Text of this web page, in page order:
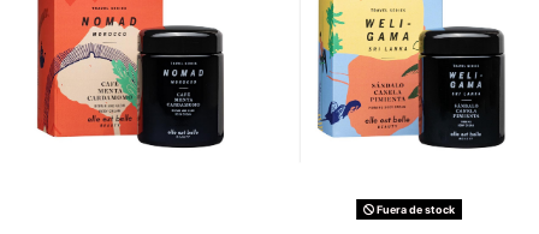
Fuera de stock